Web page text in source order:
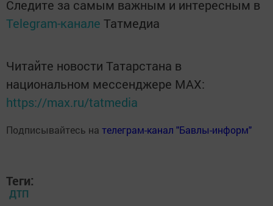
Следите за самым важным и интересным в
Telegram-канале Татмедиа
Читайте новости Татарстана в
национальном мессенджере MАХ:
https://max.ru/tatmedia
Подписывайтесь на телеграм-канал "Бавлы-информ"
Теги:
ДТП